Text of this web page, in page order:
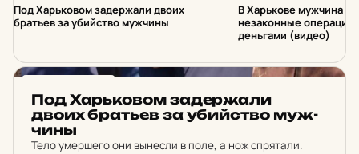
Под Харьковом задержали двоих
братьев за убийство мужчины
В Харькове мужчина
незаконные
деньгами (видео)
Под Харь­ко­вом за­дер­жа­ли
двоих брать­ев за убий­ство муж­
чины
Тело умершего они вынесли в поле, а нож спрятали.